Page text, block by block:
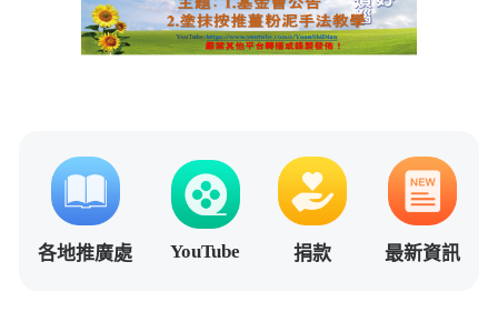
各地推廣處 YouTube 捐款 最新資訊